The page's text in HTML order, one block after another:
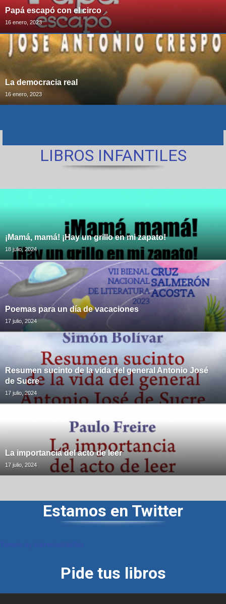
Papá escapó con el circo
16 enero, 2023
La democracia real
16 enero, 2023
LIBROS INFANTILES
¡Mamá, mamá! ¡Hay un grillo en mi zapato!
18 julio, 2024
Poemas para un día de vacaciones
17 julio, 2024
Resumen sucinto de la vida del general Antonio José
de Sucre
17 julio, 2024
La importancia del acto de leer
17 julio, 2024
Estamos en Twitter
Pide tus libros